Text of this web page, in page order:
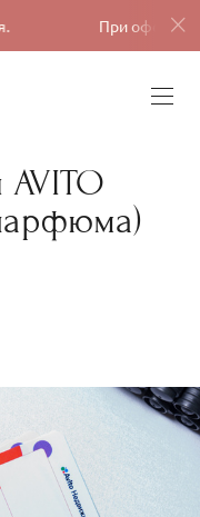
При оформлении заявки,